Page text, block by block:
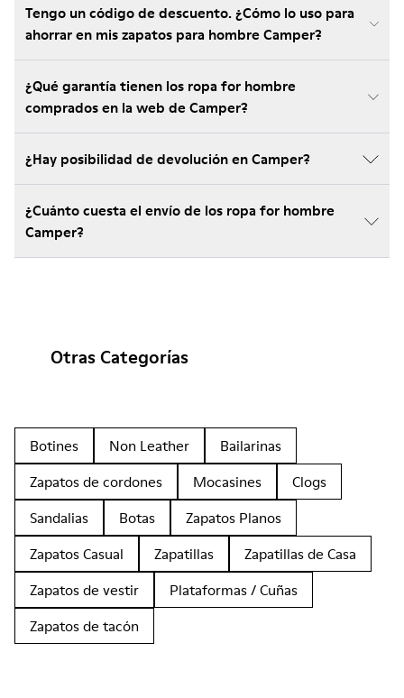
Tengo un código de descuento. ¿Cómo lo uso para
ahorrar en mis zapatos para hombre Camper?
¿Qué garantía tienen los ropa for hombre
comprados en la web de Camper?
¿Hay posibilidad de devolución en Camper?
¿Cuánto cuesta el envío de los ropa for hombre
Camper?
Otras Categorías
Botines Non Leather
Bailarinas
Zapatos de cordones
Mocasines
Clogs
Sandalias
Botas
Zapatos Planos
Zapatos Casual
Zapatillas
Zapatillas de Casa
Zapatos de vestir
Plataformas / Cuñas
Zapatos de tacón